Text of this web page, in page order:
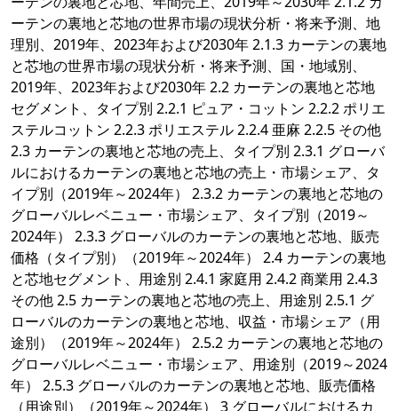
ーテンの裏地と芯地の世界市場の現状分析・将来予測、地
理別、2019年、2023年および2030年 2.1.3 カーテンの裏地
と芯地の世界市場の現状分析・将来予測、国・地域別、
2019年、2023年および2030年 2.2 カーテンの裏地と芯地
セグメント、タイプ別 2.2.1 ピュア・コットン 2.2.2 ポリエ
ステルコットン 2.2.3 ポリエステル 2.2.4 亜麻 2.2.5 その他
2.3 カーテンの裏地と芯地の売上、タイプ別 2.3.1 グローバ
ルにおけるカーテンの裏地と芯地の売上・市場シェア、タ
イプ別（2019年～2024年） 2.3.2 カーテンの裏地と芯地の
グローバルレベニュー・市場シェア、タイプ別（2019～
2024年） 2.3.3 グローバルのカーテンの裏地と芯地、販売
価格（タイプ別）（2019年～2024年） 2.4 カーテンの裏地
と芯地セグメント、用途別 2.4.1 家庭用 2.4.2 商業用 2.4.3
その他 2.5 カーテンの裏地と芯地の売上、用途別 2.5.1 グ
ローバルのカーテンの裏地と芯地、収益・市場シェア（用
途別）（2019年～2024年） 2.5.2 カーテンの裏地と芯地の
グローバルレベニュー・市場シェア、用途別（2019～2024
年） 2.5.3 グローバルのカーテンの裏地と芯地、販売価格
（用途別）（2019年～2024年） 3 グローバルにおけるカ